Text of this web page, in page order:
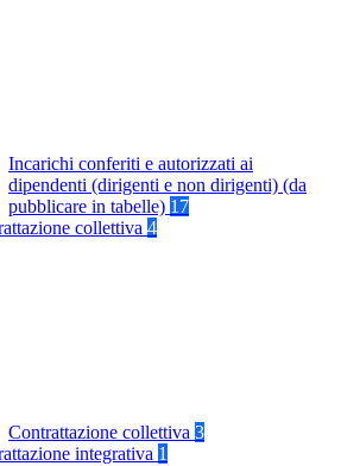
Incarichi conferiti e autorizzati ai
dipendenti (dirigenti e non dirigenti) (da
pubblicare in tabelle) 17
collettiva 4
Contrattazione collettiva 3
integrativa 1